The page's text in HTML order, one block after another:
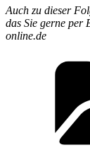
Auch zu dieser
das Sie gerne per
online.de